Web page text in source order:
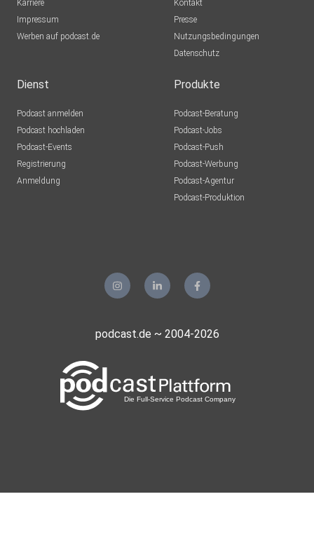
Karriere
Impressum
Werben auf podcast.de
Kontakt
Presse
Nutzungsbedingungen
Datenschutz
Dienst
Podcast anmelden
Podcast hochladen
Podcast-Events
Registrierung
Anmeldung
Produkte
Podcast-Beratung
Podcast-Jobs
Podcast-Push
Podcast-Werbung
Podcast-Agentur
Podcast-Produktion
podcast.de ~ 2004-2026